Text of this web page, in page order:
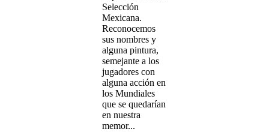
Selección
Mexicana.
Reconocemos
sus nombres y
alguna pintura,
semejante a los
jugadores con
alguna acción en
los Mundiales
que se quedarían
en nuestra
memor...